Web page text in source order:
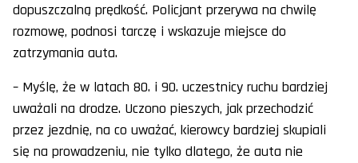
dopuszczalną prędkość. Policjant przerywa na chwilę
rozmowę, podnosi tarczę i wskazuje miejsce do
zatrzymania auta.
– Myślę, że w latach 80. i 90. uczestnicy ruchu bardziej
uważali na drodze. Uczono pieszych, jak przechodzić
przez jezdnię, na co uważać, kierowcy bardziej skupiali
się na prowadzeniu, nie tylko dlatego, że auta nie